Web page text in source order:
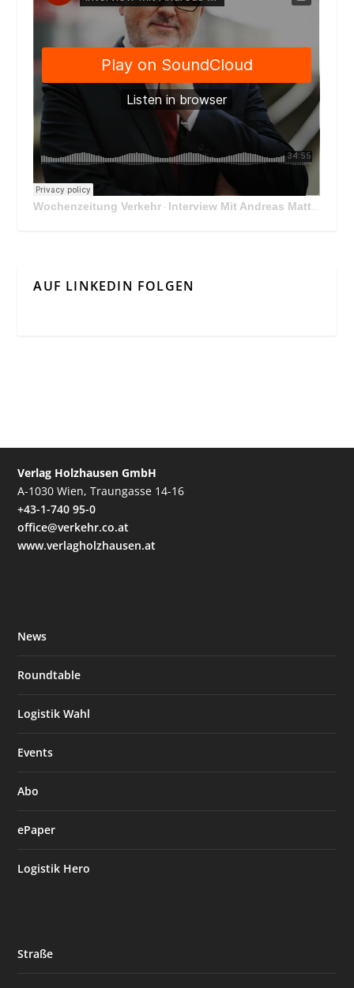
Wochenzeitung Verkehr · Interview Mit Andreas Matthä, CEO der ÖBB Holding
AUF LINKEDIN FOLGEN
Verlag Holzhausen GmbH
A-1030 Wien, Traungasse 14-16
+43-1-740 95-0
office@verkehr.co.at
www.verlagholzhausen.at
News
Roundtable
Logistik Wahl
Events
Abo
ePaper
Logistik Hero
Straße